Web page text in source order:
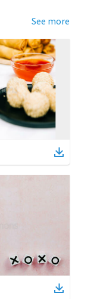
See more